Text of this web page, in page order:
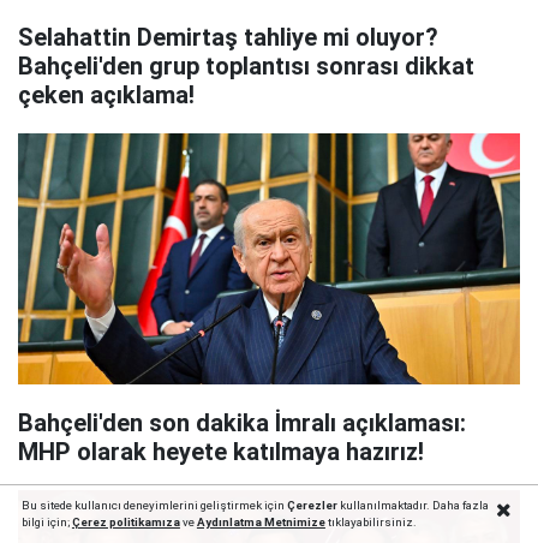
Selahattin Demirtaş tahliye mi oluyor?
Bahçeli'den grup toplantısı sonrası dikkat
çeken açıklama!
Bahçeli'den son dakika İmralı açıklaması:
MHP olarak heyete katılmaya hazırız!
Bu sitede kullanıcı deneyimlerini geliştirmek için Çerezlerkullanılmaktadır. Daha fazla
bilgi için;Çerez politikamızaveAydınlatma Metnimizetıklayabilirsiniz.